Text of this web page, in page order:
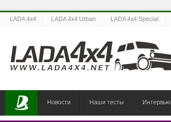
LADA 4x4 LADA 4x4 Urban LADA 4x4 Special
Новости Наши тесты Интервью